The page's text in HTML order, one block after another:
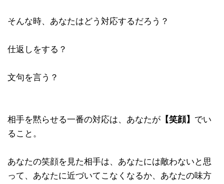
そんな時、あなたはどう対応するだろう？
仕返しをする？
文句を言う？
相手を黙らせる一番の対応は、あなたが 【笑顔】 でい
ること。
あなたの笑顔を見た相手は、あなたには敵わないと思
って、あなたに近づいてこなくなるか、あなたの味方